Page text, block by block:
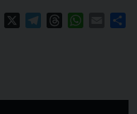
FacebookTelegram
Threads Email